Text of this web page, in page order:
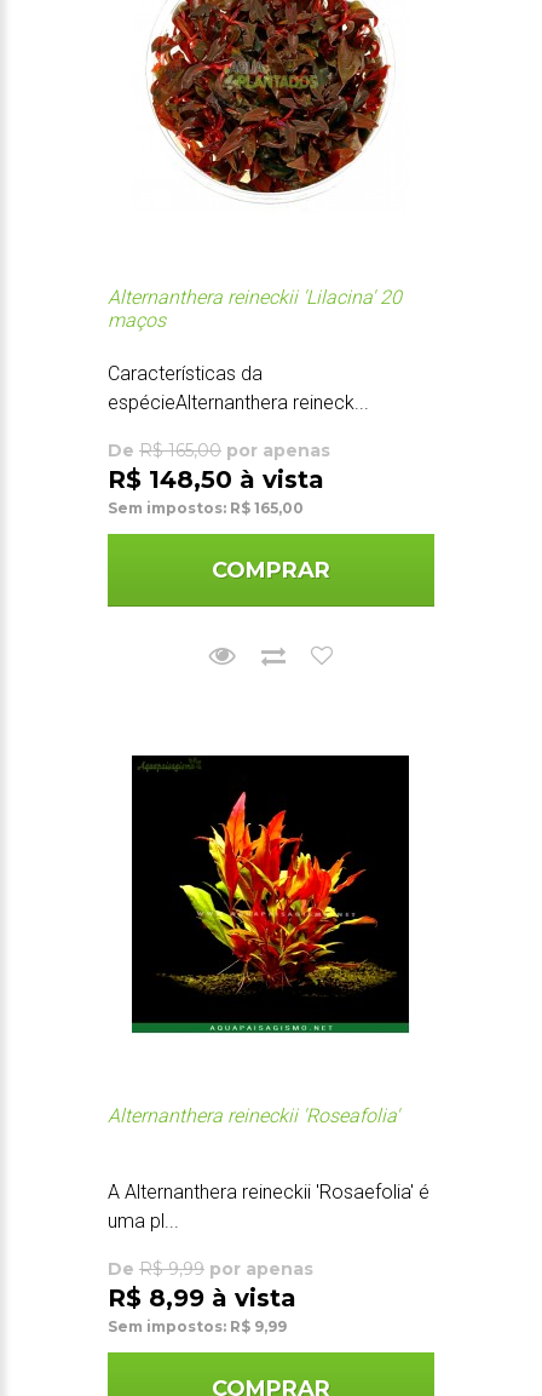
Alternanthera reineckii 'Lilacina' 20
maços
Características da
espécieAlternanthera reineck...
De R$ 165,00 por apenas
R$ 148,50 à vista
Sem impostos: R$ 165,00
COMPRAR
Alternanthera reineckii 'Roseafolia'
A Alternanthera reineckii 'Rosaefolia' é
uma pl...
De R$ 9,99 por apenas
R$ 8,99 à vista
Sem impostos: R$ 9,99
COMPRAR